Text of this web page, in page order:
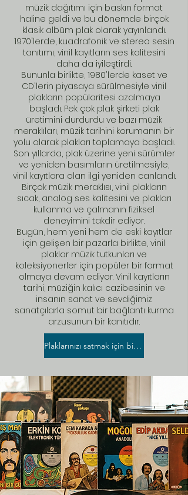
müzik dağıtımı için baskın format
haline geldi ve bu dönemde birçok
klasik albüm plak olarak yayınlandı.
1970'lerde, kuadrafonik ve stereo sesin
tanıtımı, vinil kayıtların ses kalitesini
daha da iyileştirdi.
Bununla birlikte, 1980'lerde kaset ve
CD'lerin piyasaya sürülmesiyle vinil
plakların popülaritesi azalmaya
başladı. Pek çok plak şirketi plak
üretimini durdurdu ve bazı müzik
meraklıları, müzik tarihini korumanın bir
yolu olarak plakları toplamaya başladı.
Son yıllarda, plak üzerine yeni sürümler
ve yeniden basımların üretilmesiyle,
vinil kayıtlara olan ilgi yeniden canlandı.
Birçok müzik meraklısı, vinil plakların
sıcak, analog ses kalitesini ve plakları
kullanma ve çalmanın fiziksel
deneyimini takdir ediyor.
Bugün, hem yeni hem de eski kayıtlar
için gelişen bir pazarla birlikte, vinil
plaklar müzik tutkunları ve
koleksiyonerler için popüler bir format
olmaya devam ediyor. Vinil kayıtların
tarihi, müziğin kalıcı cazibesinin ve
insanın sanat ve sevdiğimiz
sanatçılarla somut bir bağlantı kurma
arzusunun bir kanıtıdır.
Plaklarınızı satmak için bizi arayın